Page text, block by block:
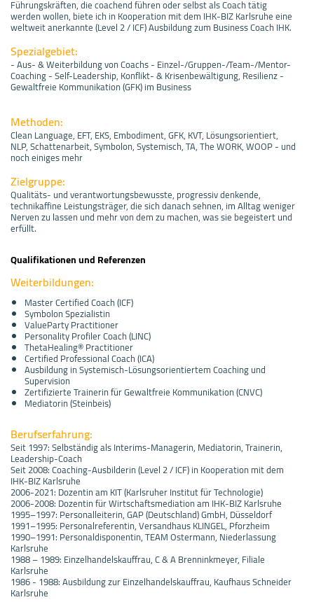
Führungskräften, die coachend führen oder selbst als Coach tätig
werden wollen, biete ich in Kooperation mit dem IHK-BIZ Karlsruhe eine
weltweit anerkannte (Level 2 / ICF) Ausbildung zum Business Coach IHK.
Spezialgebiet:
- Aus- & Weiterbildung von Coachs - Einzel-/Gruppen-/Team-/Mentor-
Coaching - Self-Leadership, Konflikt- & Krisenbewältigung, Resilienz -
Gewaltfreie Kommunikation (GFK) im Business
Methoden:
Clean Language, EFT, EKS, Embodiment, GFK, KVT, Lösungsorientiert,
NLP, Schattenarbeit, Symbolon, Systemisch, TA, The WORK, WOOP - und
noch einiges mehr
Zielgruppe:
Qualitäts- und verantwortungsbewusste, progressiv denkende,
technikaffine Leistungsträger, die sich danach sehnen, im Alltag weniger
Nerven zu lassen und mehr von dem zu machen, was sie begeistert und
erfüllt.
Qualifikationen und Referenzen
Weiterbildungen:
Master Certified Coach (ICF)
Symbolon Spezialistin
ValueParty Practitioner
Personality Profiler Coach (LINC)
ThetaHealing® Practitioner
Certified Professional Coach (ICA)
Ausbildung in Systemisch-Lösungsorientiertem Coaching und
Supervision
Zertifizierte Trainerin für Gewaltfreie Kommunikation (CNVC)
Mediatorin (Steinbeis)
Berufserfahrung:
Seit 1997: Selbständig als Interims-Managerin, Mediatorin, Trainerin,
Leadership-Coach
Seit 2008: Coaching-Ausbilderin (Level 2 / ICF) in Kooperation mit dem
IHK-BIZ Karlsruhe
2006-2021: Dozentin am KIT (Karlsruher Institut für Technologie)
2006-2008: Dozentin für Wirtschaftsmediation am IHK-BIZ Karlsruhe
1995–1997: Personalleiterin, GAP (Deutschland) GmbH, Düsseldorf
1991–1995: Personalreferentin, Versandhaus KLINGEL, Pforzheim
1990–1991: Personaldisponentin, TEAM Ostermann, Niederlassung
Karlsruhe
1988 – 1989: Einzelhandelskauffrau, C & A Brenninkmeyer, Filiale
Karlsruhe
1986 - 1988: Ausbildung zur Einzelhandelskauffrau, Kaufhaus Schneider
Karlsruhe